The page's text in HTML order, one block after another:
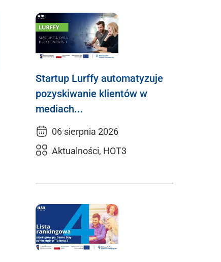
Startup Lurffy automatyzuje
pozyskiwanie klientów w
mediach...
06 sierpnia 2026
Aktualności, HOT3